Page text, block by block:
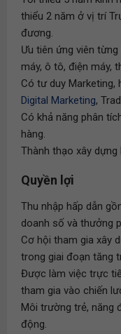
thiểu 2 năm ở vị trí
đương.
Ưu tiên ứng viên
máy, ô tô, điện máy,
Có tư duy Marketing,
Digital Marketing,
Có khả năng phân
hàng.
Thành thạo xây
Quyền lợi
Thu nhập hấp dẫn
doanh số và thưởng
Cơ hội tham gia xây
trong giai đoạn tăng
Được làm việc trực
tham gia vào chiến
Môi trường trẻ, năng
động.